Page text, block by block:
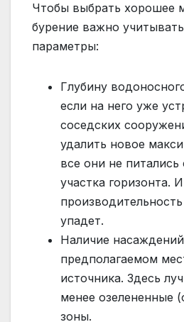
Чтобы выбрать хорошее
бурение важно
параметры:
Глубину
если на него уже
соседских
удалить новое
все они не питались
участка горизонта.
упадет.
Наличие
предполагаемом
источника. Здесь
менее озелененные
зоны.